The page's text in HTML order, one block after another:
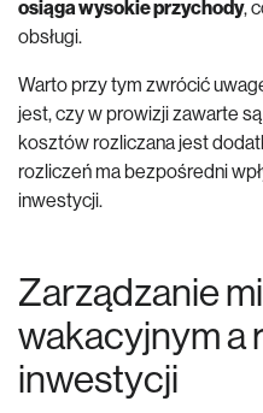
osiąga wysokie przychody,
obsługi.
Warto przy tym zwrócić
jest, czy w prowizji zawarte
kosztów rozliczana jest
rozliczeń ma bezpośredni
inwestycji.
Zarządzanie
wakacyjnym a
inwestycji